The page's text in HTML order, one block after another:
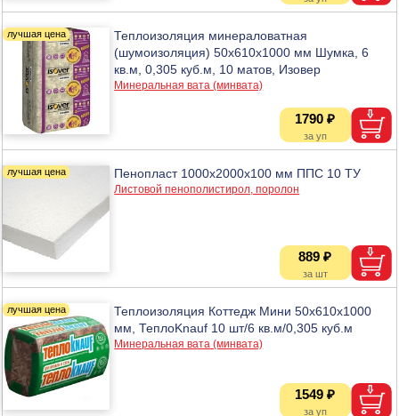
Теплоизоляция минераловатная
(шумоизоляция) 50х610х1000 мм Шумка, 6
кв.м, 0,305 куб.м, 10 матов, Изовер
Минеральная вата (минвата)
1790 ₽
Пенопласт 1000х2000х100 мм ППС 10 ТУ
Листовой пенополистирол, поролон
889 ₽
Теплоизоляция Коттедж Мини 50х610х1000
мм, ТеплоKnauf 10 шт/6 кв.м/0,305 куб.м
Минеральная вата (минвата)
1549 ₽